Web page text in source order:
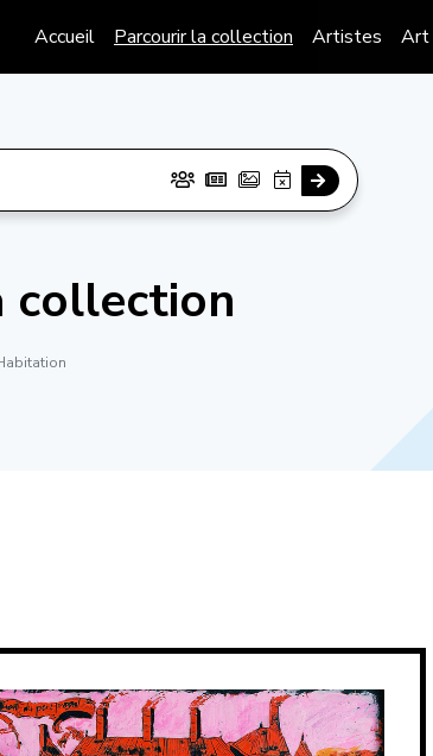
Accueil Parcourir la collection Artistes Art
collection